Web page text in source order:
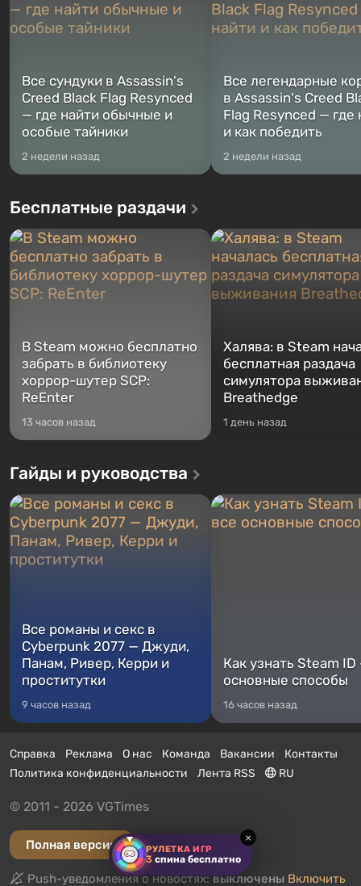
РУЛЕТКА ИГР
3 спина бесплатно
×
Все сундуки в Assassin's
Creed Black Flag Resynced
— где найти обычные и
особые тайники
2 недели назад
Все легендарные
в Assassin's Creed
Flag Resynced — где
и как победить
2 недели назад
Бесплатные раздачи
В Steam можно бесплатно
забрать в библиотеку
хоррор-шутер SCP:
ReEnter
13 часов назад
Халява: в Steam
бесплатная раздача
симулятора
Breathedge
1 день назад
Гайды и руководства
Все романы и секс в
Cyberpunk 2077 — Джуди,
Панам, Ривер, Керри и
проститутки
9 часов назад
Как узнать Steam
основные способы
16 часов назад
Справка Реклама О нас Команда Вакансии
Контакты
Политика конфиденциальности
Лента RSS RU
© 2011 - 2026 VGTimes
Полная версия
Push-уведомления о новостях:выключены Включить